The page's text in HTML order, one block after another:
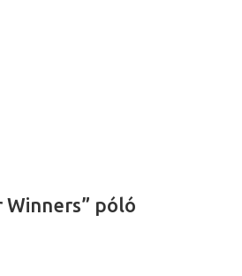
Winners” póló